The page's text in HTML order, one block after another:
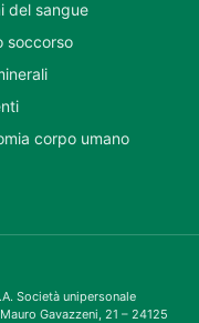
del sangue
soccorso
corpo umano
Società unipersonale
Gavazzeni, 21 – 24125